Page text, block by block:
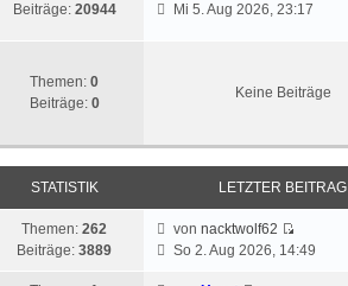
Beiträge: 20944
Mi 5. Aug 2026, 23:17
Themen: 0
Beiträge: 0
Keine Beiträge
STATISTIK LETZTER BEITRAG
Themen: 262
Beiträge: 3889
vonnacktwolf62
So 2. Aug 2026, 14:49